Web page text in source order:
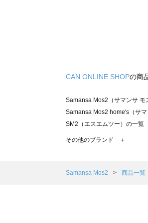
CAN ONLINE SHOPの商
Samansa Mos2（サマンサ モ
Samansa Mos2 home's（サ
SM2（エスエムツー）の一覧
TSUHARU by Samansa
Samansa Mos2 Lagom（サ
その他のブランド ＋
Samansa Mos2 商品一覧